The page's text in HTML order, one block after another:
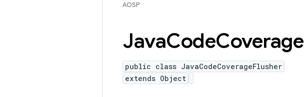
AOSP
JavaCodeCoverage
public class JavaCodeCoverageFlusher
extends Object